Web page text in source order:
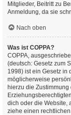
Mitglieder, Beitritt zu
Anmeldung, da sie
Nach oben
Was ist COPPA?
COPPA,
(deutsch: Gesetz zum
1998) ist ein Gesetz in
möglicherweise
hierzu die
dich oder die Website,
ziehe einen